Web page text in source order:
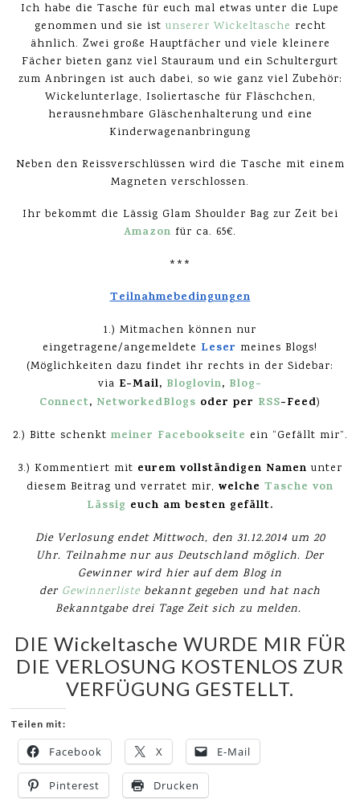
Ich habe die Tasche für euch mal etwas unter die Lupe
genommen und sie ist unserer Wickeltasche recht
ähnlich. Zwei große Hauptfächer und viele kleinere
Fächer bieten ganz viel Stauraum und ein Schultergurt
zum Anbringen ist auch dabei, so wie ganz viel Zubehör:
Wickelunterlage, Isoliertasche für Fläschchen,
herausnehmbare Gläschenhalterung und eine
Kinderwagenanbringung
Neben den Reissverschlüssen wird die Tasche mit einem
Magneten verschlossen.
Ihr bekommt die Lässig Glam Shoulder Bag zur Zeit bei
Amazon für ca. 65€.
***
Teilnahmebedingungen
1.) Mitmachen können nur
eingetragene/angemeldete Leser meines Blogs!
(Möglichkeiten dazu findet ihr rechts in der Sidebar:
via E-Mail, Bloglovin, Blog-
Connect, NetworkedBlogs oder per RSS-Feed)
2.) Bitte schenkt meiner Facebookseite ein “Gefällt mir”.
3.) Kommentiert mit eurem vollständigen Namen unter
diesem Beitrag und verratet mir, welche Tasche von
Lässig euch am besten gefällt.
Die Verlosung endet Mittwoch, den 31.12.2014 um 20
Uhr. Teilnahme nur aus Deutschland möglich. Der
Gewinner wird hier auf dem Blog in
der Gewinnerliste bekannt gegeben und hat nach
Bekanntgabe drei Tage Zeit sich zu melden.
DIE Wickeltasche WURDE MIR FÜR
DIE VERLOSUNG KOSTENLOS ZUR
VERFÜGUNG GESTELLT.
Teilen mit:
Facebook X E-Mail
Pinterest Drucken